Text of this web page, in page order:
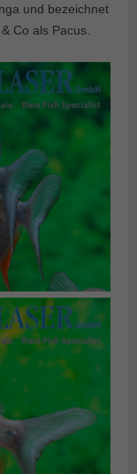
und bezeichnet
& Co als Pacus.